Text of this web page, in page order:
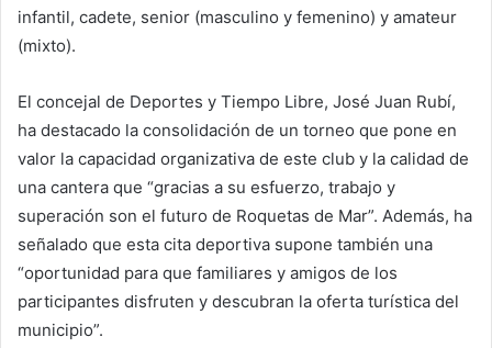
infantil, cadete, senior (masculino y femenino) y amateur
(mixto).
El concejal de Deportes y Tiempo Libre, José Juan Rubí,
ha destacado la consolidación de un torneo que pone en
valor la capacidad organizativa de este club y la calidad de
una cantera que “gracias a su esfuerzo, trabajo y
superación son el futuro de Roquetas de Mar”. Además, ha
señalado que esta cita deportiva supone también una
“oportunidad para que familiares y amigos de los
participantes disfruten y descubran la oferta turística del
municipio”.